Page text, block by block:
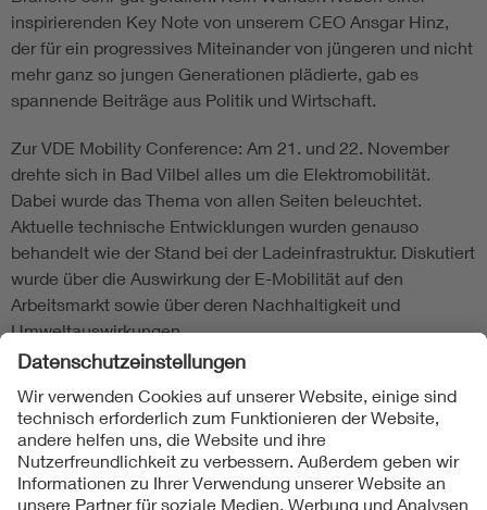
inspirierenden Key Note von unserem CEO Ansgar Hinz,
der für ein progressives Miteinander von jüngeren und nicht
mehr ganz so jungen Generationen plädierte, gab es
spannende Beiträge aus Politik und Wirtschaft.
Zur VDE Mobility Conference: Am 21. und 22. November
drehte sich in Bad Vilbel alles um die Elektromobilität.
Dabei wurde das Thema von allen Seiten beleuchtet.
Aktuelle technische Entwicklungen wurden genauso
behandelt wie der Stand bei der Ladeinfrastruktur. Diskutiert
wurde über die Auswirkung der E-Mobilität auf den
Arbeitsmarkt sowie über deren Nachhaltigkeit und
Umweltauswirkungen.
Folgen Sie uns